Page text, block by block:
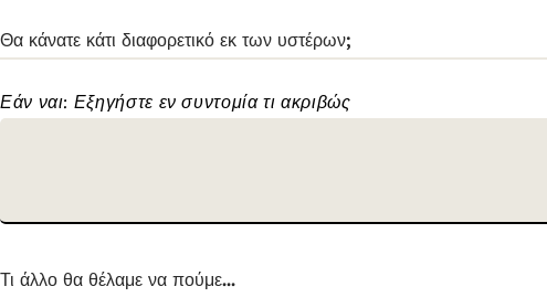
Θα κάνατε κάτι διαφορετικό εκ των υστέρων;
Εάν ναι: Εξηγήστε εν συντομία τι ακριβώς
Τι άλλο θα θέλαμε να πούμε...